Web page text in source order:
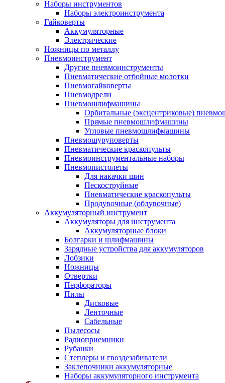
Наборы инструментов
Наборы электроинструмента
Гайковерты
Аккумуляторные
Электрические
Ножницы по металлу
Пневмоинструмент
Другие пневмоинструменты
Пневматические отбойные молотки
Пневмогайковерты
Пневмодрели
Пневмошлифмашины
Орбитальные (эксцентриковые)
Прямые пневмошлифмашины
Угловые пневмошлифмашины
Пневмошуруповерты
Пневматические краскопульты
Пневмоинструментальные наборы
Пневмопистолеты
Для накачки шин
Пескоструйные
Пневматические краскопульты
Продувочные (обдувочные)
Аккумуляторный инструмент
Аккумуляторы для инструмента
Аккумуляторные блоки
Болгарки и шлифмашины
Зарядные устройства для аккумуляторов
Лобзики
Ножницы
Отвертки
Перфораторы
Пилы
Дисковые
Ленточные
Сабельные
Пылесосы
Радиоприемники
Рубанки
Степлеры и гвоздезабиватели
Заклепочники аккумуляторные
Наборы аккумуляторного инструмента